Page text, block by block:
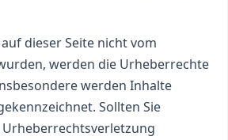
dieser Seite nicht vom
werden die Urheberrechte
werden Inhalte
Sollten Sie